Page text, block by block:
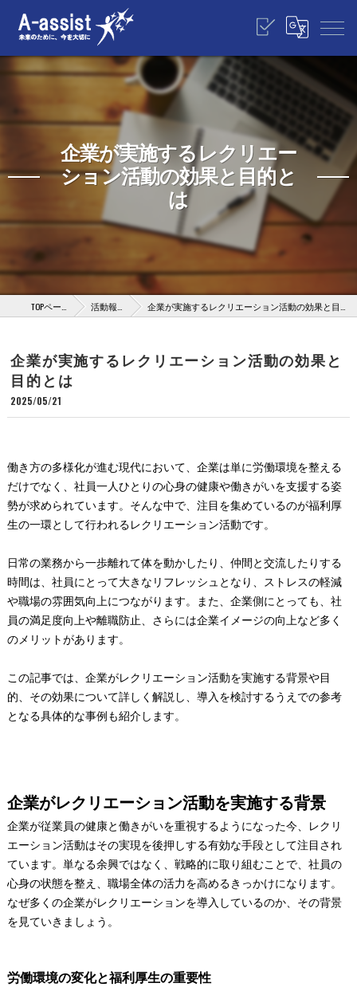
企業が実施するレクリエー
ション活動の効果と目的と
は
活動報告 企業が実施するレクリエーション活動の効果と目的とは
企業が実施するレクリエーション活動の効果と
目的とは
2025/05/21
働き方の多様化が進む現代において、企業は単に労働環境を整える
だけでなく、社員一人ひとりの心身の健康や働きがいを支援する姿
勢が求められています。そんな中で、注目を集めているのが福利厚
生の一環として行われるレクリエーション活動です。
日常の業務から一歩離れて体を動かしたり、仲間と交流したりする
時間は、社員にとって大きなリフレッシュとなり、ストレスの軽減
や職場の雰囲気向上につながります。また、企業側にとっても、社
員の満足度向上や離職防止、さらには企業イメージの向上など多く
のメリットがあります。
この記事では、企業がレクリエーション活動を実施する背景や目
的、その効果について詳しく解説し、導入を検討するうえでの参考
となる具体的な事例も紹介します。
企業がレクリエーション活動を実施する背景
企業が従業員の健康と働きがいを重視するようになった今、レクリ
エーション活動はその実現を後押しする有効な手段として注目され
ています。単なる余興ではなく、戦略的に取り組むことで、社員の
心身の状態を整え、職場全体の活力を高めるきっかけになります。
なぜ多くの企業がレクリエーションを導入しているのか、その背景
を見ていきましょう。
労働環境の変化と福利厚生の重要性